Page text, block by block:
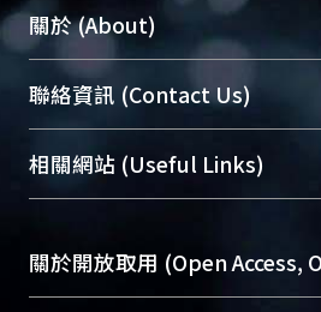
關於 (About)
臺大位居世界頂尖大學之列，
展現本校豐碩的研究成果及學
機構典藏（NTUR）與學術庫
台，成為臺大學術典藏NTU
成果。
To permanently archive and
聯絡資訊 (Contact Us)
總館學科館員(Main Library)
醫學圖書館學科館員(Medical
Sciences Library)
相關網站 (Useful Links)
關於開放取用 (Open Access,